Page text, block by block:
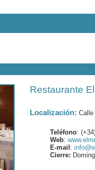
Restaurante
Localización:
Teléfono:
Web:
E-mail :
Cierre: